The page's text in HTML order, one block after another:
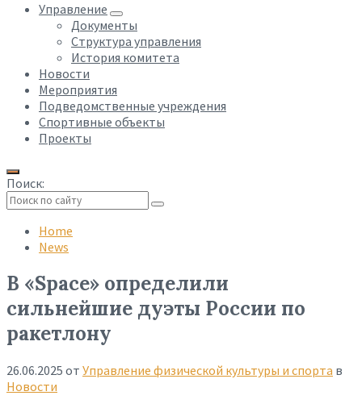
Управление
Документы
Структура управления
История комитета
Новости
Мероприятия
Подведомственные учреждения
Спортивные объекты
Проекты
Поиск:
search
Home
News
В «Space» определили
сильнейшие дуэты России по
ракетлону
26.06.2025 от Управление физической культуры и спорта в
Новости